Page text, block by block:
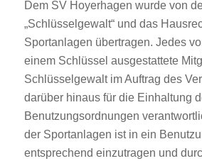
Dem SV Hoyerhagen wurde von
„Schlüsselgewalt“ und das
Sportanlagen übertragen. Jedes
einem Schlüssel ausgestattete
Schlüsselgewalt im Auftrag des
darüber hinaus für die Einhaltung
Benutzungsordnungen
der Sportanlagen ist in ein
entsprechend einzutragen und